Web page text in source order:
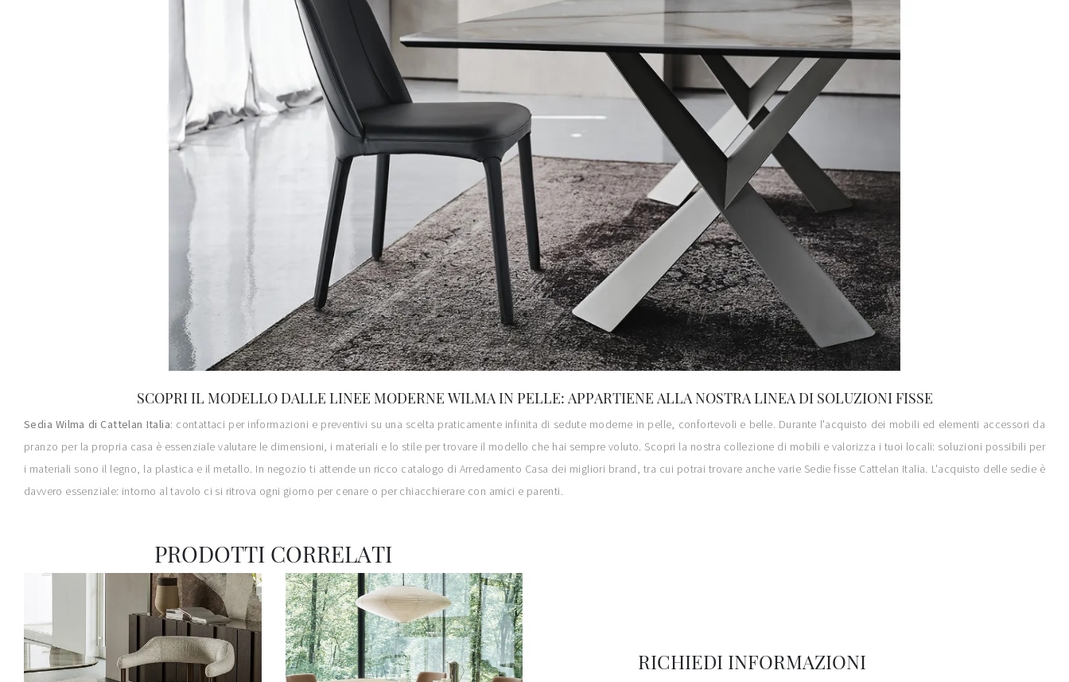
SCOPRI IL MODELLO DALLE LINEE MODERNE WILMA IN PELLE: APPARTIENE ALLA NOSTRA LINEA DI SOLUZIONI FISSE
Sedia Wilma di Cattelan Italia: contattaci per informazioni e preventivi su una scelta praticamente infinita di sedute moderne in pelle, confortevoli e belle. Durante l'acquisto dei mobili ed elementi accessori da
pranzo per la propria casa è essenziale valutare le dimensioni, i materiali e lo stile per trovare il modello che hai sempre voluto. Scopri la nostra collezione di mobili e valorizza i tuoi locali: soluzioni possibili per
i materiali sono il legno, la plastica e il metallo. In negozio ti attende un ricco catalogo di Arredamento Casa dei migliori brand, tra cui potrai trovare anche varie Sedie fisse Cattelan Italia. L'acquisto delle sedie è
davvero essenziale: intorno al tavolo ci si ritrova ogni giorno per cenare o per chiacchierare con amici e parenti.
PRODOTTI CORRELATI
RICHIEDI INFORMAZIONI